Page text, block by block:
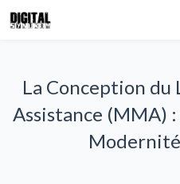
La Conception du
Assistance (MMA)